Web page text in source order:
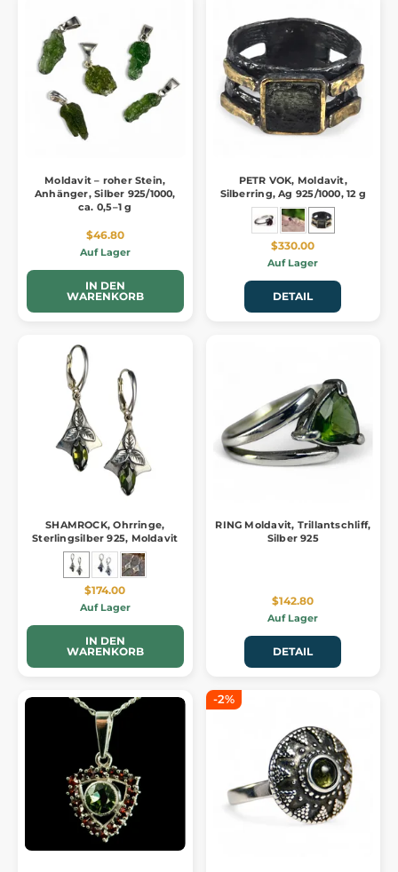
Moldavit – roher Stein,
Anhänger, Silber 925/1000,
ca. 0,5–1 g
$46.80
Auf Lager
IN DEN
WARENKORB
PETR VOK, Moldavit,
Silberring, Ag 925/1000, 12 g
$330.00
Auf Lager
DETAIL
SHAMROCK, Ohrringe,
Sterlingsilber 925, Moldavit
$174.00
Auf Lager
IN DEN
WARENKORB
RING Moldavit, Trillantschliff,
Silber 925
$142.80
Auf Lager
DETAIL
-2%